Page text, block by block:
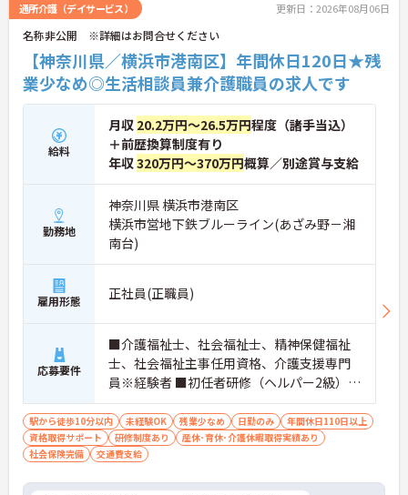
通所介護（デイサービス） 更新日：2026年08月06日
名称非公開 ※詳細はお問合せください
【神奈川県／横浜市港南区】年間休日120日★残
業少なめ◎生活相談員兼介護職員の求人です
給料
月収 20.2万円～26.5万円程度（諸手当込）
＋前歴換算制度有り
年収320万円～370万円概算／別途賞与支給
勤務地
神奈川県 横浜市港南区
横浜市営地下鉄ブルーライン(あざみ野－湘
南台)
雇用形態 正社員(正職員)
応募要件
■介護福祉士、社会福祉士、精神保健福祉
士、社会福祉主事任用資格、介護支援専門
員※経験者 ■初任者研修（ヘルパー2級）お
よび実務者研修（ヘルパー1級）※介護保険
施設または通所系サービス事業所において
常勤で2年以上（勤務日数360日以上）
駅から徒歩10分以内 未経験OK 残業少なめ 日勤のみ
年間休日110日以上
資格取得サポート
研修制度あり
産休･育休･介護休暇取得実績あり
社会保険完備
交通費支給